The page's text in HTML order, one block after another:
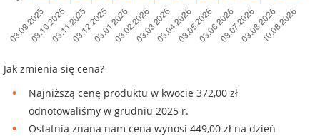
Jak zmienia się cena?
Najniższą cenę produktu w kwocie 372,00 zł
odnotowaliśmy w grudniu 2025 r.
Ostatnia znana nam cena wynosi 449,00 zł na dzień